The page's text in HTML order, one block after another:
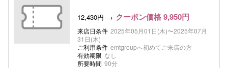
12,430円 クーポン価格 9,950円
来店日条件 2025年05月01日(木)〜2025年07月
31日(木)
ご利用条件 emtgroupへ初めてご来店の方
有効期限 なし
所要時間 90分